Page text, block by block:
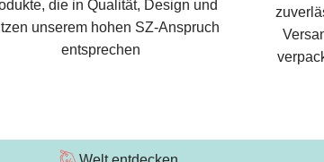
die in Qualität, Design und
unserem hohen SZ-Anspruch
entsprechen